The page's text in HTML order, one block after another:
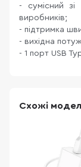
- сумісний
виробників;
- підтримка
- вихідна
- 1 порт USB
Схожі